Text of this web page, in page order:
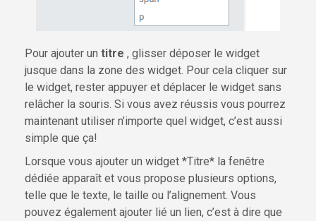
Pour ajouter un titre , glisser déposer le widget
jusque dans la zone des widget. Pour cela cliquer sur
le widget, rester appuyer et déplacer le widget sans
relâcher la souris. Si vous avez réussis vous pourrez
maintenant utiliser n’importe quel widget, c’est aussi
simple que ça!
Lorsque vous ajouter un widget *Titre* la fenêtre
dédiée apparaît et vous propose plusieurs options,
telle que le texte, le taille ou l’alignement. Vous
pouvez également ajouter lié un lien, c’est à dire que